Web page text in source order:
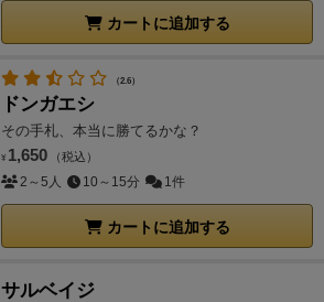
カートに追加する
（2.6）
ドンガエシ
その手札、本当に勝てるかな？
¥ 1,650 （税込）
2～5人 10～15分 1件
カートに追加する
サルベイジ